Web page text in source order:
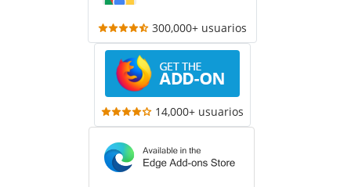
300,000+ usuarios
14,000+ usuarios